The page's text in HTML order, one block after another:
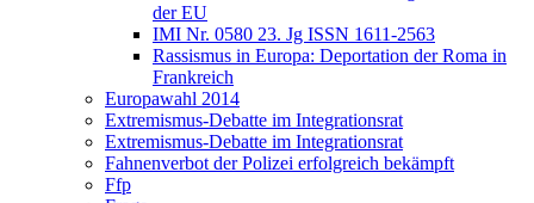
der EU
IMI Nr. 0580 23. Jg ISSN 1611-2563
Rassismus in Europa: Deportation der Roma in
Frankreich
Europawahl 2014
Extremismus-Debatte im Integrationsrat
Extremismus-Debatte im Integrationsrat
Fahnenverbot der Polizei erfolgreich bekämpft
Ffp